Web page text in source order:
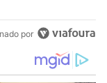
por